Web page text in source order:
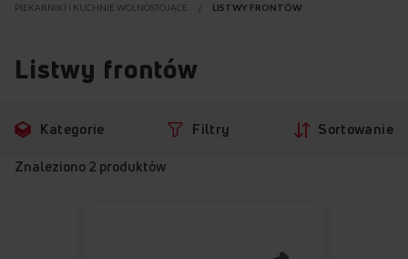
PIEKARNIKI I KUCHNIE WOLNOSTOJĄCE
LISTWY FRONTÓW
Listwy frontów
do
Kategorie Filtry Sortowanie
Znaleziono 2 produktów
do